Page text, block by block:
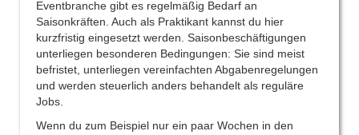
Eventbranche gibt es regelmäßig Bedarf an
Saisonkräften. Auch als Praktikant kannst du hier
kurzfristig eingesetzt werden. Saisonbeschäftigungen
unterliegen besonderen Bedingungen: Sie sind meist
befristet, unterliegen vereinfachten Abgabenregelungen
und werden steuerlich anders behandelt als reguläre
Jobs.
Wenn du zum Beispiel nur ein paar Wochen in den